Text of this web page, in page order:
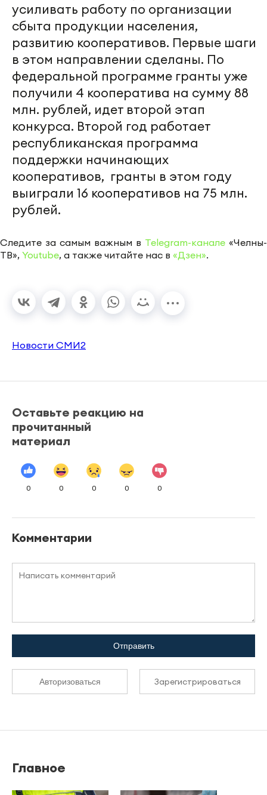
усиливать работу по организации
сбыта продукции населения,
развитию кооперативов. Первые шаги
в этом направлении сделаны. По
федеральной программе гранты уже
получили 4 кооператива на сумму 88
млн. рублей, идет второй этап
конкурса. Второй год работает
республиканская программа
поддержки начинающих
кооперативов, гранты в этом году
выиграли 16 кооперативов на 75 млн.
рублей.
Следите за самым важным в Telegram-канале «Челны-
ТВ», Youtube, а также читайте нас в «Дзен».
Новости СМИ2
Оставьте реакцию на
прочитанный
материал
0 0 0 0 0
Комментарии
Отправить
Авторизоваться Зарегистрироваться
Главное